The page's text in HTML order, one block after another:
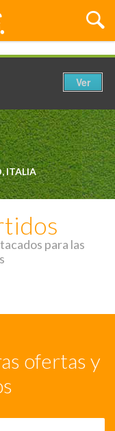
ITALIA
para las
ofertas y
Ver